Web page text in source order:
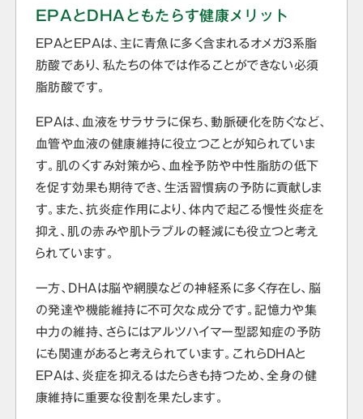
EPAとDHAともたらす健康メリット
EPAとEPAは、主に青魚に多く含まれるオメガ3系脂
肪酸であり、私たちの体では作ることができない必須
脂肪酸です。
EPAは、血液をサラサラに保ち、動脈硬化を防ぐなど、
血管や血液の健康維持に役立つことが知られていま
す。肌のくすみ対策から、血栓予防や中性脂肪の低下
を促す効果も期待でき、生活習慣病の予防に貢献しま
す。また、抗炎症作用により、体内で起こる慢性炎症を
抑え、肌の赤みや肌トラブルの軽減にも役立つと考え
られています。
一方、DHAは脳や網膜などの神経系に多く存在し、脳
の発達や機能維持に不可欠な成分です。記憶力や集
中力の維持、さらにはアルツハイマー型認知症の予防
にも関連があると考えられています。これらDHAと
EPAは、炎症を抑えるはたらきも持つため、全身の健
康維持に重要な役割を果たします。